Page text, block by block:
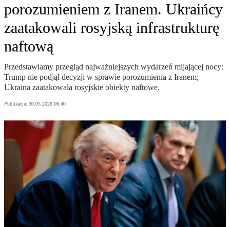
porozumieniem z Iranem. Ukraińcy
zaatakowali rosyjską infrastrukturę
naftową
Przedstawiamy przegląd najważniejszych wydarzeń mijającej nocy:
Trump nie podjął decyzji w sprawie porozumienia z Iranem;
Ukraina zaatakowała rosyjskie obiekty naftowe.
Publikacja: 30.05.2026 06:40